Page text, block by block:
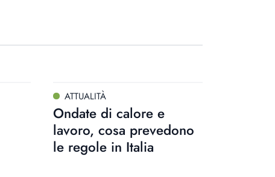
ATTUALITÀ
Ondate di calore e
lavoro, cosa prevedono
le regole in Italia